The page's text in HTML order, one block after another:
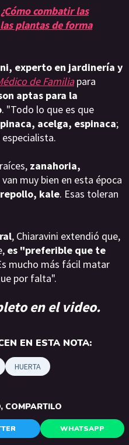
¿Cómo combatir las
plantas de forma
experto en jardinería y
de Familiapara
aptas para la
. "Todo lo que es que
acelga, espinaca;
zanahoria,
van muy bien en esta época
kale. Esas toleran
, Chiaravini extendió que,
es "preferible que te
mucho más fácil matar
por falta".
en el video.
EN ESTA NOTA:
HUERTA
COMPARTILO
WHATSAPP